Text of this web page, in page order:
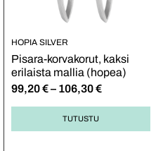
HOPIA SILVER
Pisara-korvakorut, kaksi
erilaista mallia (hopea)
99,20€– 106,30€
TUTUSTU